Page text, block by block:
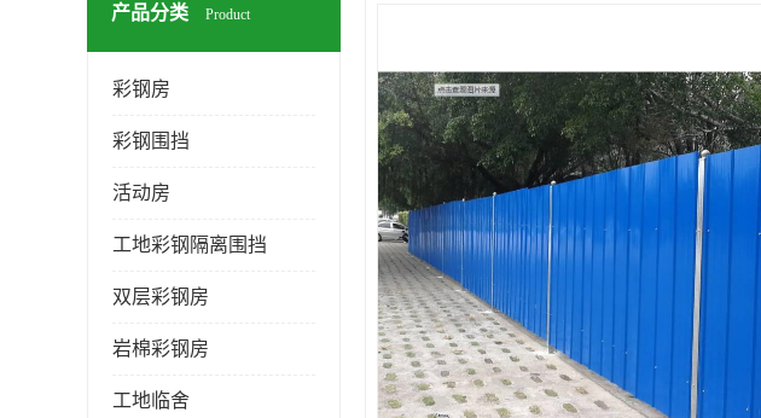
产品分类 Product
彩钢房
彩钢围挡
活动房
工地彩钢隔离围挡
双层彩钢房
岩棉彩钢房
工地临舍